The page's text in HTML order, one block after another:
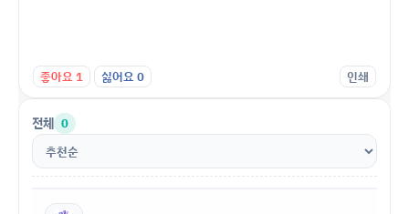
좋아요1 싫어요0 인쇄
전체 0